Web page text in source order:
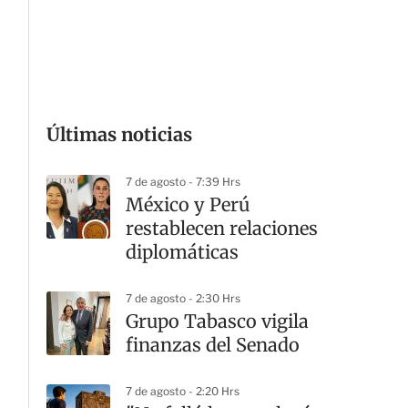
Últimas noticias
7 de agosto - 7:39 Hrs
México y Perú
restablecen relaciones
diplomáticas
7 de agosto - 2:30 Hrs
Grupo Tabasco vigila
finanzas del Senado
7 de agosto - 2:20 Hrs